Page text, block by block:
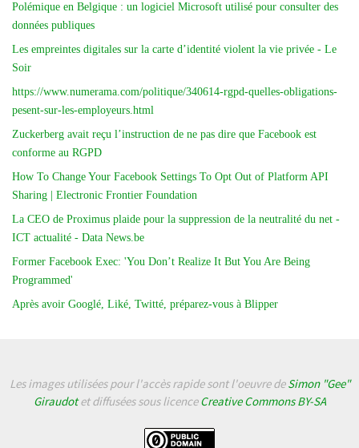
Polémique en Belgique : un logiciel Microsoft utilisé pour consulter des
données publiques
Les empreintes digitales sur la carte d’identité violent la vie privée - Le
Soir
https://www.numerama.com/politique/340614-rgpd-quelles-obligations-
pesent-sur-les-employeurs.html
Zuckerberg avait reçu l’instruction de ne pas dire que Facebook est
conforme au RGPD
How To Change Your Facebook Settings To Opt Out of Platform API
Sharing | Electronic Frontier Foundation
La CEO de Proximus plaide pour la suppression de la neutralité du net -
ICT actualité - Data News.be
Former Facebook Exec: 'You Don’t Realize It But You Are Being
Programmed'
Après avoir Googlé, Liké, Twitté, préparez-vous à Blipper
Les images utilisées pour l'accès rapide sont l'oeuvre deSimon "Gee"
Giraudotet diffusées sous licenceCreative Commons BY-SA